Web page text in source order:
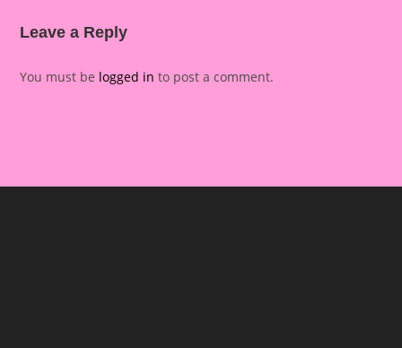
Leave a Reply
You must be logged in to post a comment.